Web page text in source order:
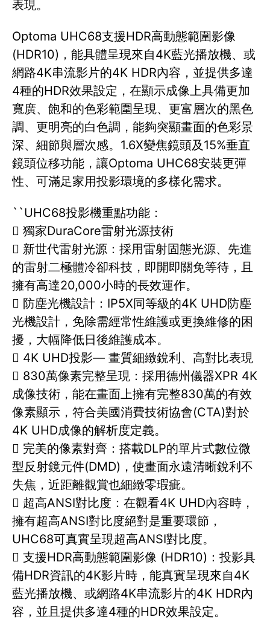
表現。
Optoma UHC68支援HDR高動態範圍影像
(HDR10)，能具體呈現來自4K藍光播放機、或
網路4K串流影片的4K HDR內容，並提供多達
4種的HDR效果設定，在顯示成像上具備更加
寬廣、飽和的色彩範圍呈現、更富層次的黑色
調、更明亮的白色調，能夠突顯畫面的色彩景
深、細節與層次感。1.6X變焦鏡頭及15%垂直
鏡頭位移功能，讓Optoma UHC68安裝更彈
性、可滿足家用投影環境的多樣化需求。
``UHC68投影機重點功能：
 獨家DuraCore雷射光源技術
 新世代雷射光源：採用雷射固態光源、先進
的雷射二極體冷卻科技，即開即關免等待，且
擁有高達20,000小時的長效運作。
 防塵光機設計：IP5X同等級的4K UHD防塵
光機設計，免除需經常性維護或更換維修的困
擾，大幅降低日後維護成本。
 4K UHD投影— 畫質細緻銳利、高對比表現
 830萬像素完整呈現：採用德州儀器XPR 4K
成像技術，能在畫面上擁有完整830萬的有效
像素顯示，符合美國消費技術協會(CTA)對於
4K UHD成像的解析度定義。
 完美的像素對齊：搭載DLP的單片式數位微
型反射鏡元件(DMD)，使畫面永遠清晰銳利不
失焦，近距離觀賞也細緻零瑕疵。
 超高ANSI對比度：在觀看4K UHD內容時，
擁有超高ANSI對比度絕對是重要環節，
UHC68可真實呈現超高ANSI對比度。
 支援HDR高動態範圍影像 (HDR10)：投影具
備HDR資訊的4K影片時，能真實呈現來自4K
藍光播放機、或網路4K串流影片的4K HDR內
容，並且提供多達4種的HDR效果設定。